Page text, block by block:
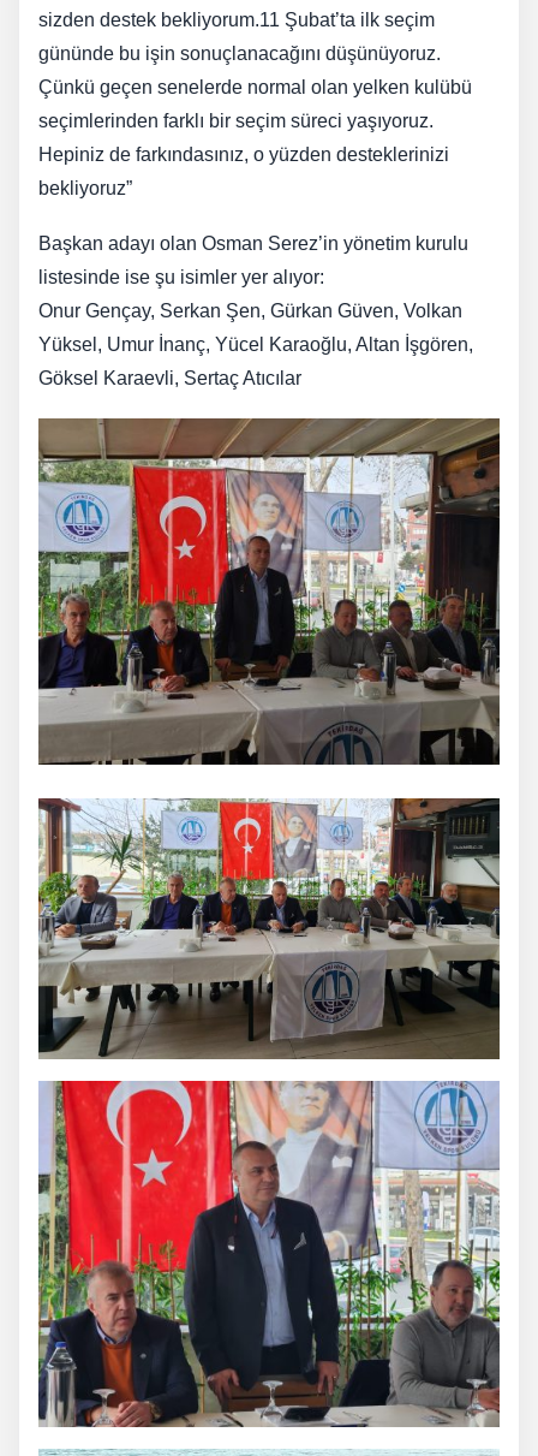
sizden destek bekliyorum.11 Şubat’ta ilk seçim
gününde bu işin sonuçlanacağını düşünüyoruz.
Çünkü geçen senelerde normal olan yelken kulübü
seçimlerinden farklı bir seçim süreci yaşıyoruz.
Hepiniz de farkındasınız, o yüzden desteklerinizi
bekliyoruz”
Başkan adayı olan Osman Serez’in yönetim kurulu
listesinde ise şu isimler yer alıyor:
Onur Gençay, Serkan Şen, Gürkan Güven, Volkan
Yüksel, Umur İnanç, Yücel Karaoğlu, Altan İşgören,
Göksel Karaevli, Sertaç Atıcılar